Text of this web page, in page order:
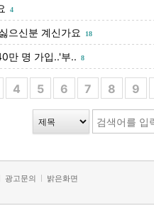
4
으신분 계신가요 18
만 명 가입..'부.. 8
4 5 6 7 8 9
광고문의 밝은화면